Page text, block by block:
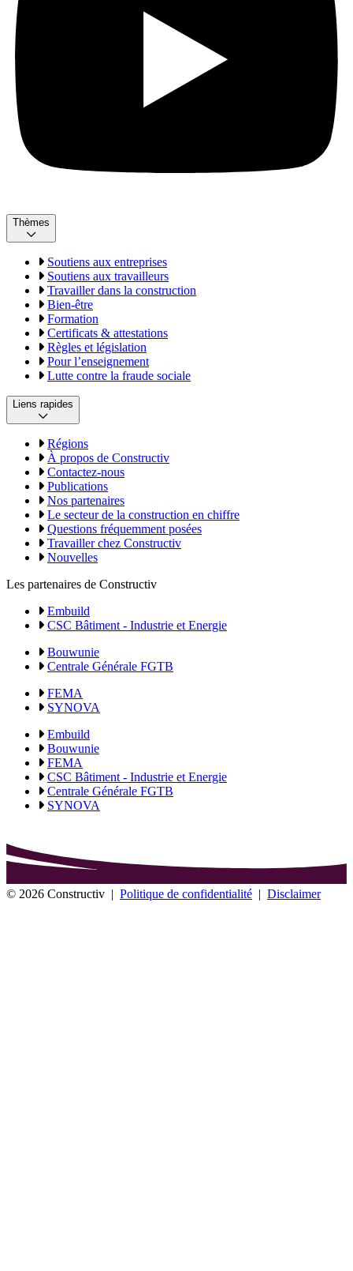
Thèmes
Soutiens aux entreprises
Soutiens aux travailleurs
Travailler dans la construction
Bien-être
Formation
Certificats & attestations
Règles et législation
Pour l’enseignement
Lutte contre la fraude sociale
Liens rapides
Régions
À propos de Constructiv
Contactez-nous
Publications
Nos partenaires
Le secteur de la construction en chiffre
Questions fréquemment posées
Travailler chez Constructiv
Nouvelles
Les partenaires de Constructiv
Embuild
CSC Bâtiment - Industrie et Energie
Bouwunie
Centrale Générale FGTB
FEMA
SYNOVA
Embuild
Bouwunie
FEMA
CSC Bâtiment - Industrie et Energie
Centrale Générale FGTB
SYNOVA
© 2026 Constructiv | Politique de confidentialité | Disclaimer